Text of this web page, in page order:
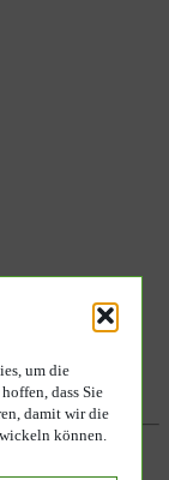
um die
dass Sie
damit wir die
können.